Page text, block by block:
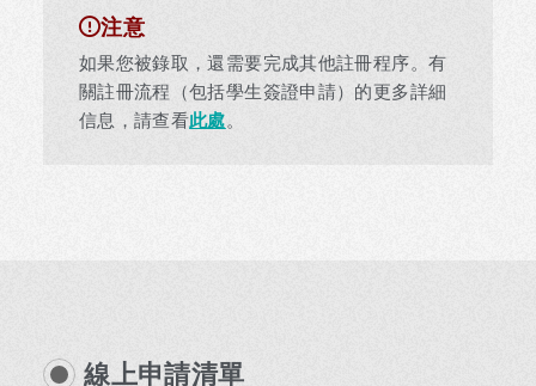
注意
如果您被錄取，還需要完成其他註冊程序。有
關註冊流程（包括學生簽證申請）的更多詳細
信息，請查看此處。
線上申請清單